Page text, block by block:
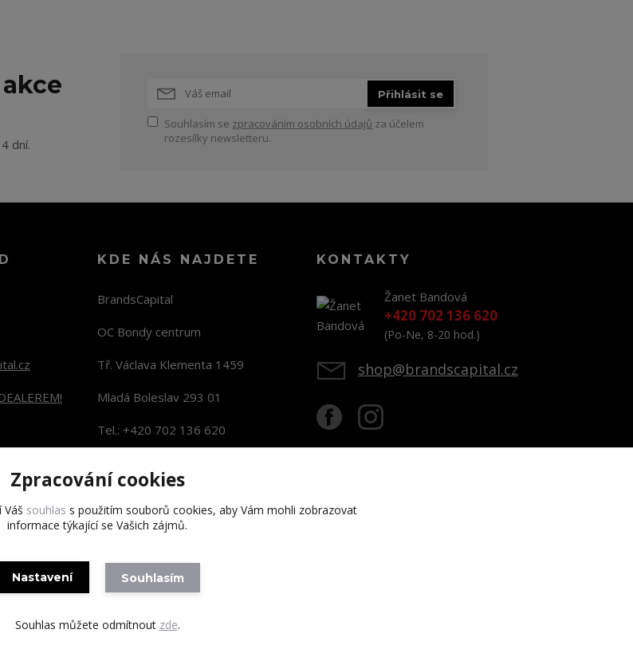
dní.
Přihlásit se
Souhlasím se zpracováním osobních údajů za účelem
rozesílky newsletteru.
KDE NÁS NAJDETE
BrandsCapital
OC Bondy centrum
Tř. Václava Klementa 1459
Mladá Boleslav 293 01
Tel.: +420 702 136 620
KONTAKTY
Žanet Bandová
+420 702 136 620
(Po-Ne, 8-20 hod.)
shop@brandscapital.cz
Copyright 2020 BrandsCapital s.r.o.
Zpracování cookies
souhlas s použitím souborů cookies, aby Vám mohli zobrazovat
informace týkající se Vašich zájmů.
Nastavení Souhlasím
Souhlas můžete odmítnout zde.